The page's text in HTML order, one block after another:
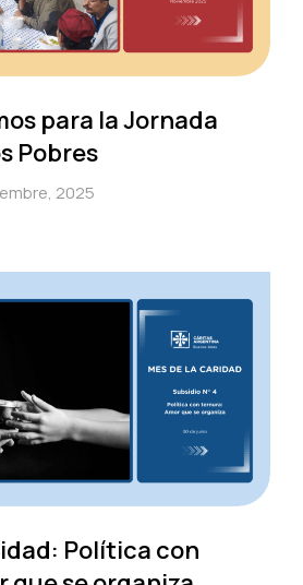
para la Jornada
Pobres
2025
Política con